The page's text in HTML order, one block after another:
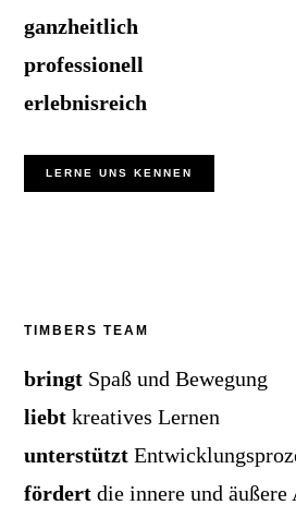
ganzheitlich
professionell
erlebnisreich
LERNE UNS KENNEN
TIMBERS TEAM
bringt Spaß und Bewegung
liebt kreatives Lernen
unterstützt
fördert die innere und